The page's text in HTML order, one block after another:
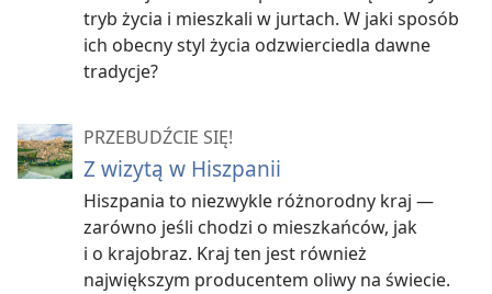
tryb życia i mieszkali w jurtach. W jaki sposób
ich obecny styl życia odzwierciedla dawne
tradycje?
PRZEBUDŹCIE SIĘ!
Z wizytą w Hiszpanii
Hiszpania to niezwykle różnorodny kraj —
zarówno jeśli chodzi o mieszkańców, jak
i o krajobraz. Kraj ten jest również
największym producentem oliwy na świecie.